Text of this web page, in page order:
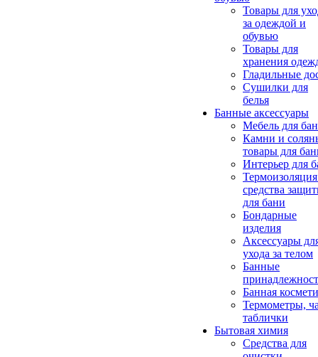
Товары для
за одеждой и
обувью
Товары для
хранения
Гладильные
Сушилки для
белья
Банные аксессуары
Мебель для
Камни и
товары для
Интерьер для
средства
для бани
Бондарные
изделия
Аксеcсуары
ухода за телом
Банные
Банная
Термометры,
таблички
Бытовая химия
Средства для